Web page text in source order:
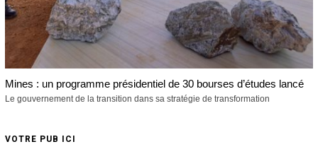
Mines : un programme présidentiel de 30 bourses d’études lancé
Le gouvernement de la transition dans sa stratégie de transformation
VOTRE PUB ICI